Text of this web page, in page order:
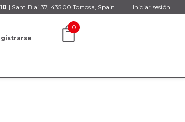
| Sant Blai 37, 43500 Tortosa, Spain Iniciar sesión
0